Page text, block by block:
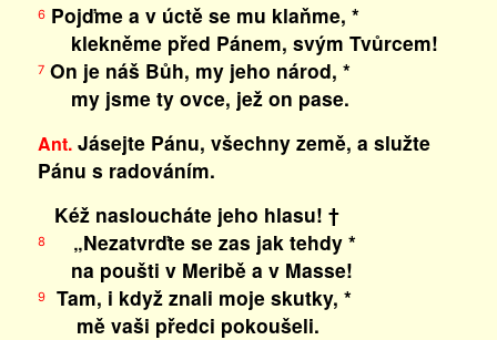
6Pojďme a v úctě se mu klaňme, *
klekněme před Pánem, svým Tvůrcem!
7On je náš Bůh, my jeho národ, *
my jsme ty ovce, jež on pase.
Ant.Jásejte Pánu, všechny země, a služte
Pánu s radováním.
Kéž nasloucháte jeho hlasu! †
8
„Nezatvrďte se zas jak tehdy *
na poušti v Meribě a v Masse!
9Tam, i když znali moje skutky, *
mě vaši předci pokoušeli.